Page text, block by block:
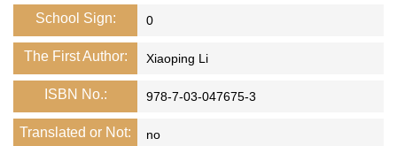
School Sign: 0
The First Author: Xiaoping Li
ISBN No.: 978-7-03-047675-3
Translated or Not: no